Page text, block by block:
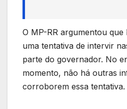
O MP-RR argumentou que
uma tentativa de intervir
parte do governador. No
momento, não há outras
corroborem essa tentativa.